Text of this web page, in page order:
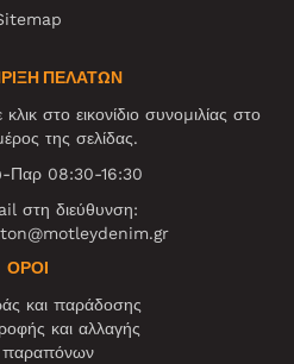
ΠΕΛΑΤΩΝ
στο εικονίδιο συνομιλίας στο
της σελίδας.
Παρ 08:30-16:30
στη διεύθυνση:
ΌΡΟΙ
και παράδοσης
και αλλαγής
παραπόνων